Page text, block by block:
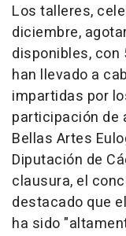
Los talleres,
diciembre,
disponibles, con
han llevado a
impartidas por
participación de
Bellas Artes
Diputación de
clausura, el
destacado que
ha sido